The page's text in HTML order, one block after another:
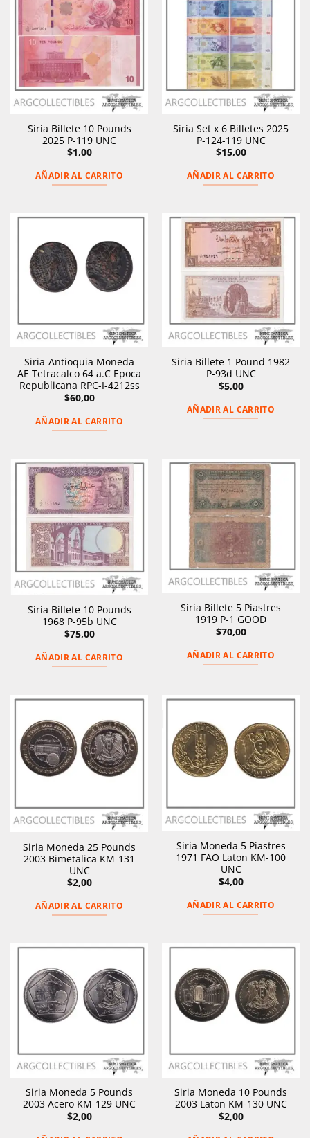
Siria Billete 10 Pounds
2025 P-119 UNC
$1,00
AÑADIR AL CARRITO
Siria Set x 6 Billetes 2025
P-124-119 UNC
$15,00
AÑADIR AL CARRITO
Siria-Antioquia Moneda
AE Tetracalco 64 a.C Epoca
Republicana RPC-I-4212ss
$60,00
AÑADIR AL CARRITO
Siria Billete 1 Pound 1982
P-93d UNC
$5,00
AÑADIR AL CARRITO
Siria Billete 10 Pounds
1968 P-95b UNC
$75,00
AÑADIR AL CARRITO
Siria Billete 5 Piastres
1919 P-1 GOOD
$70,00
AÑADIR AL CARRITO
Siria Moneda 25 Pounds
2003 Bimetalica KM-131
UNC
$2,00
AÑADIR AL CARRITO
Siria Moneda 5 Piastres
1971 FAO Laton KM-100
UNC
$4,00
AÑADIR AL CARRITO
Siria Moneda 5 Pounds
2003 Acero KM-129 UNC
$2,00
Siria Moneda 10 Pounds
2003 Laton KM-130 UNC
$2,00